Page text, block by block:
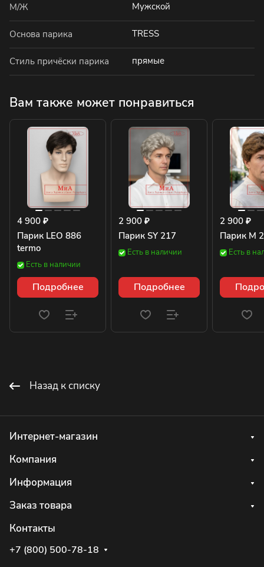
М/Ж Мужской
Основа парика TRESS
Стиль причёски парика прямые
Вам также может понравиться
4 900 ₽
Парик LEO 886
termo
Есть в наличии
Подробнее
2 900 ₽
Парик SY 217
Есть в наличии
Подробнее
2 900 ₽
Парик M
Есть в
Назад к списку
Интернет-магазин
Компания
Информация
Заказ товара
Контакты
+7 (800) 500-78-18